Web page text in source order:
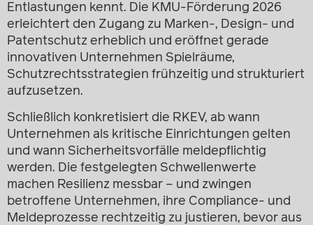
Entlastungen kennt. Die KMU-Förderung 2026
erleichtert den Zugang zu Marken-, Design- und
Patentschutz erheblich und eröffnet gerade
innovativen Unternehmen Spielräume,
Schutzrechtsstrategien frühzeitig und strukturiert
aufzusetzen.
Schließlich konkretisiert die RKEV, ab wann
Unternehmen als kritische Einrichtungen gelten
und wann Sicherheitsvorfälle meldepflichtig
werden. Die festgelegten Schwellenwerte
machen Resilienz messbar – und zwingen
betroffene Unternehmen, ihre Compliance- und
Meldeprozesse rechtzeitig zu justieren, bevor aus